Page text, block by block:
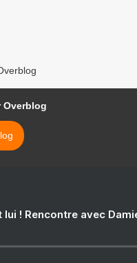
Overblog
! Rencontre avec